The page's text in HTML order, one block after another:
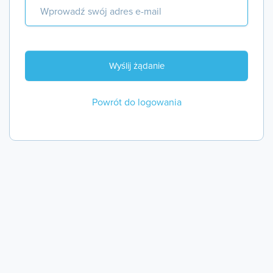
Powrót do logowania